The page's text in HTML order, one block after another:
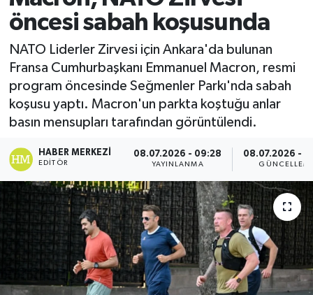
öncesi sabah koşusunda
NATO Liderler Zirvesi için Ankara'da bulunan
Fransa Cumhurbaşkanı Emmanuel Macron, resmi
program öncesinde Seğmenler Parkı'nda sabah
koşusu yaptı. Macron'un parkta koştuğu anlar
basın mensupları tarafından görüntülendi.
HABER MERKEZI
EDITÖR
08.07.2026 - 09:28
YAYINLANMA
08.07.2026 -